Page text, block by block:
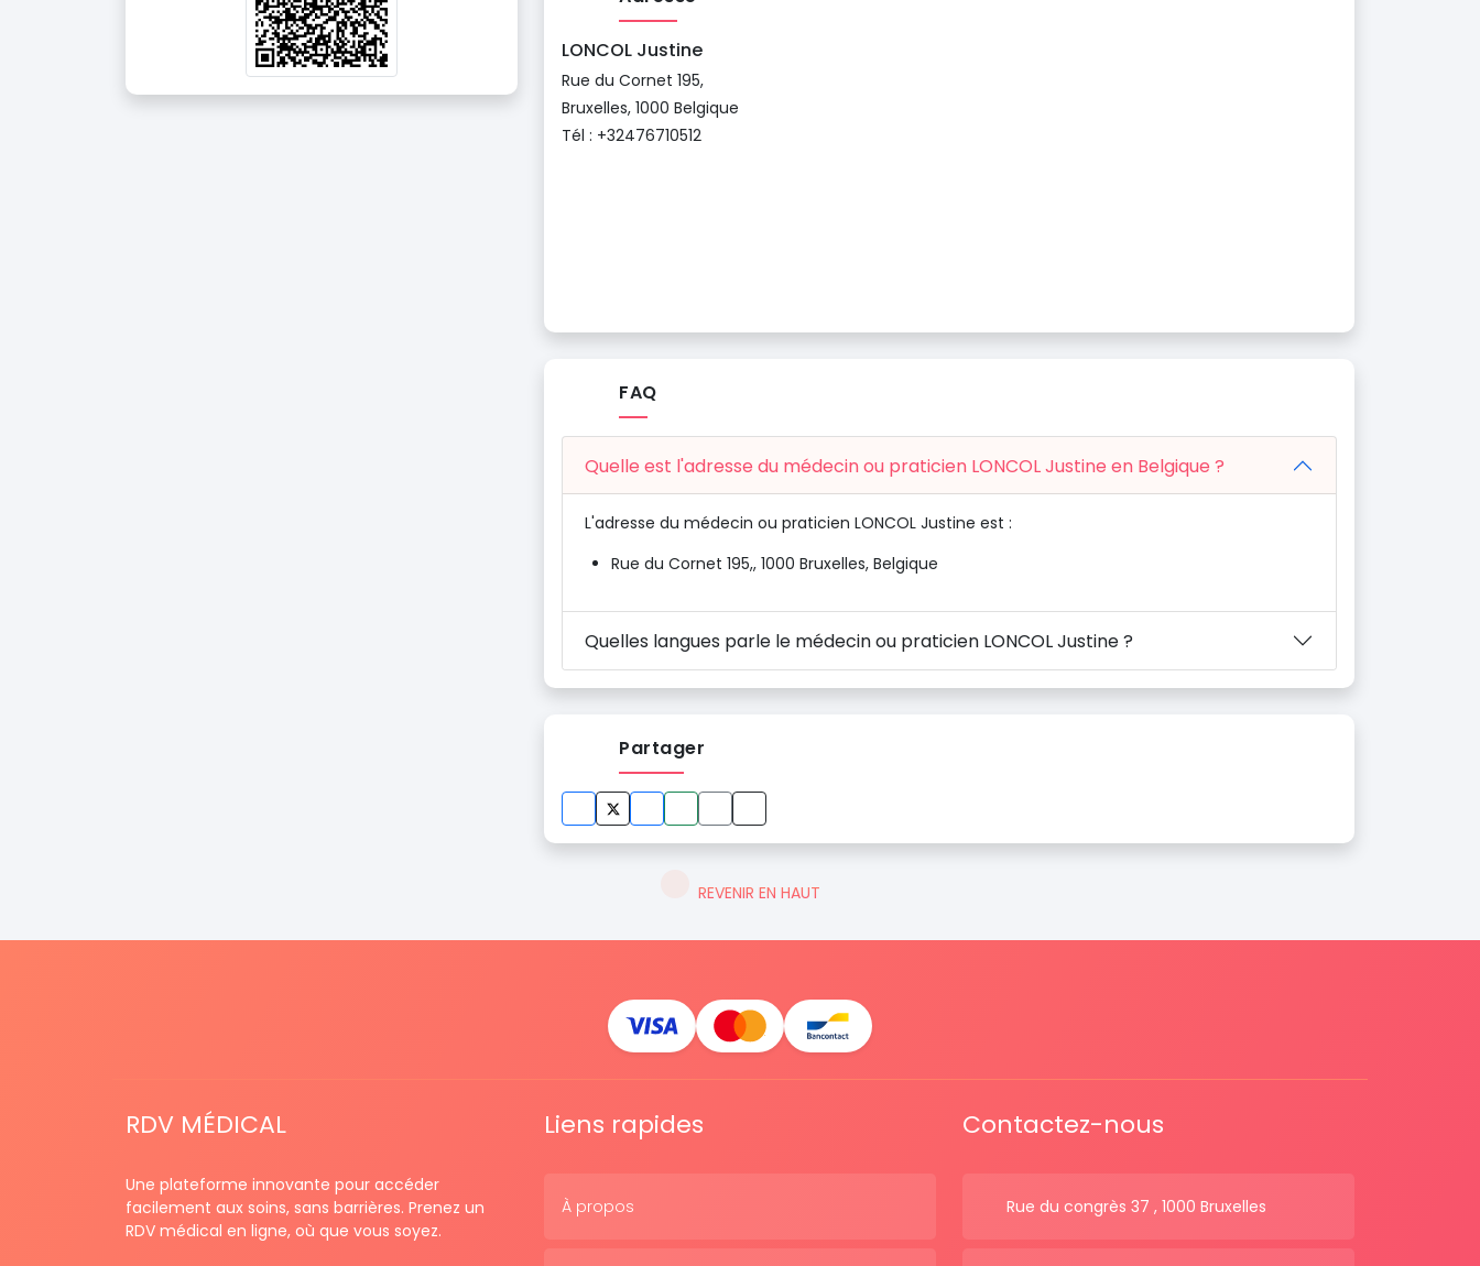
LONCOL Justine
Rue du Cornet 195,
Bruxelles, 1000 Belgique
Tél : +32476710512
FAQ
Quelle est l'adresse du médecin ou praticien LONCOL Justine en Belgique ?
L'adresse du médecin ou praticien LONCOL Justine est :
Rue du Cornet 195,, 1000 Bruxelles, Belgique
Quelles langues parle le médecin ou praticien LONCOL Justine ?
Partager
REVENIR EN HAUT
RDV MÉDICAL
Une plateforme innovante pour accéder
facilement aux soins, sans barrières. Prenez un
RDV médical en ligne, où que vous soyez.
Liens rapides
À propos
Contactez-nous
Rue du congrès 37 , 1000 Bruxelles